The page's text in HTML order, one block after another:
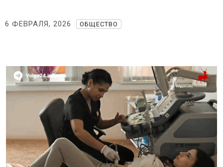
6 ФЕВРАЛЯ, 2026 ОБЩЕСТВО